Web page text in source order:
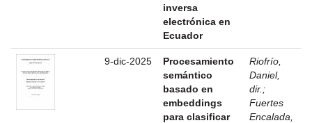
inversa
electrónica en
Ecuador
9-dic-2025
Procesamiento
semántico
basado en
embeddings
para clasificar
Riofrío,
Daniel,
dir. ;
Fuertes
Encalada,